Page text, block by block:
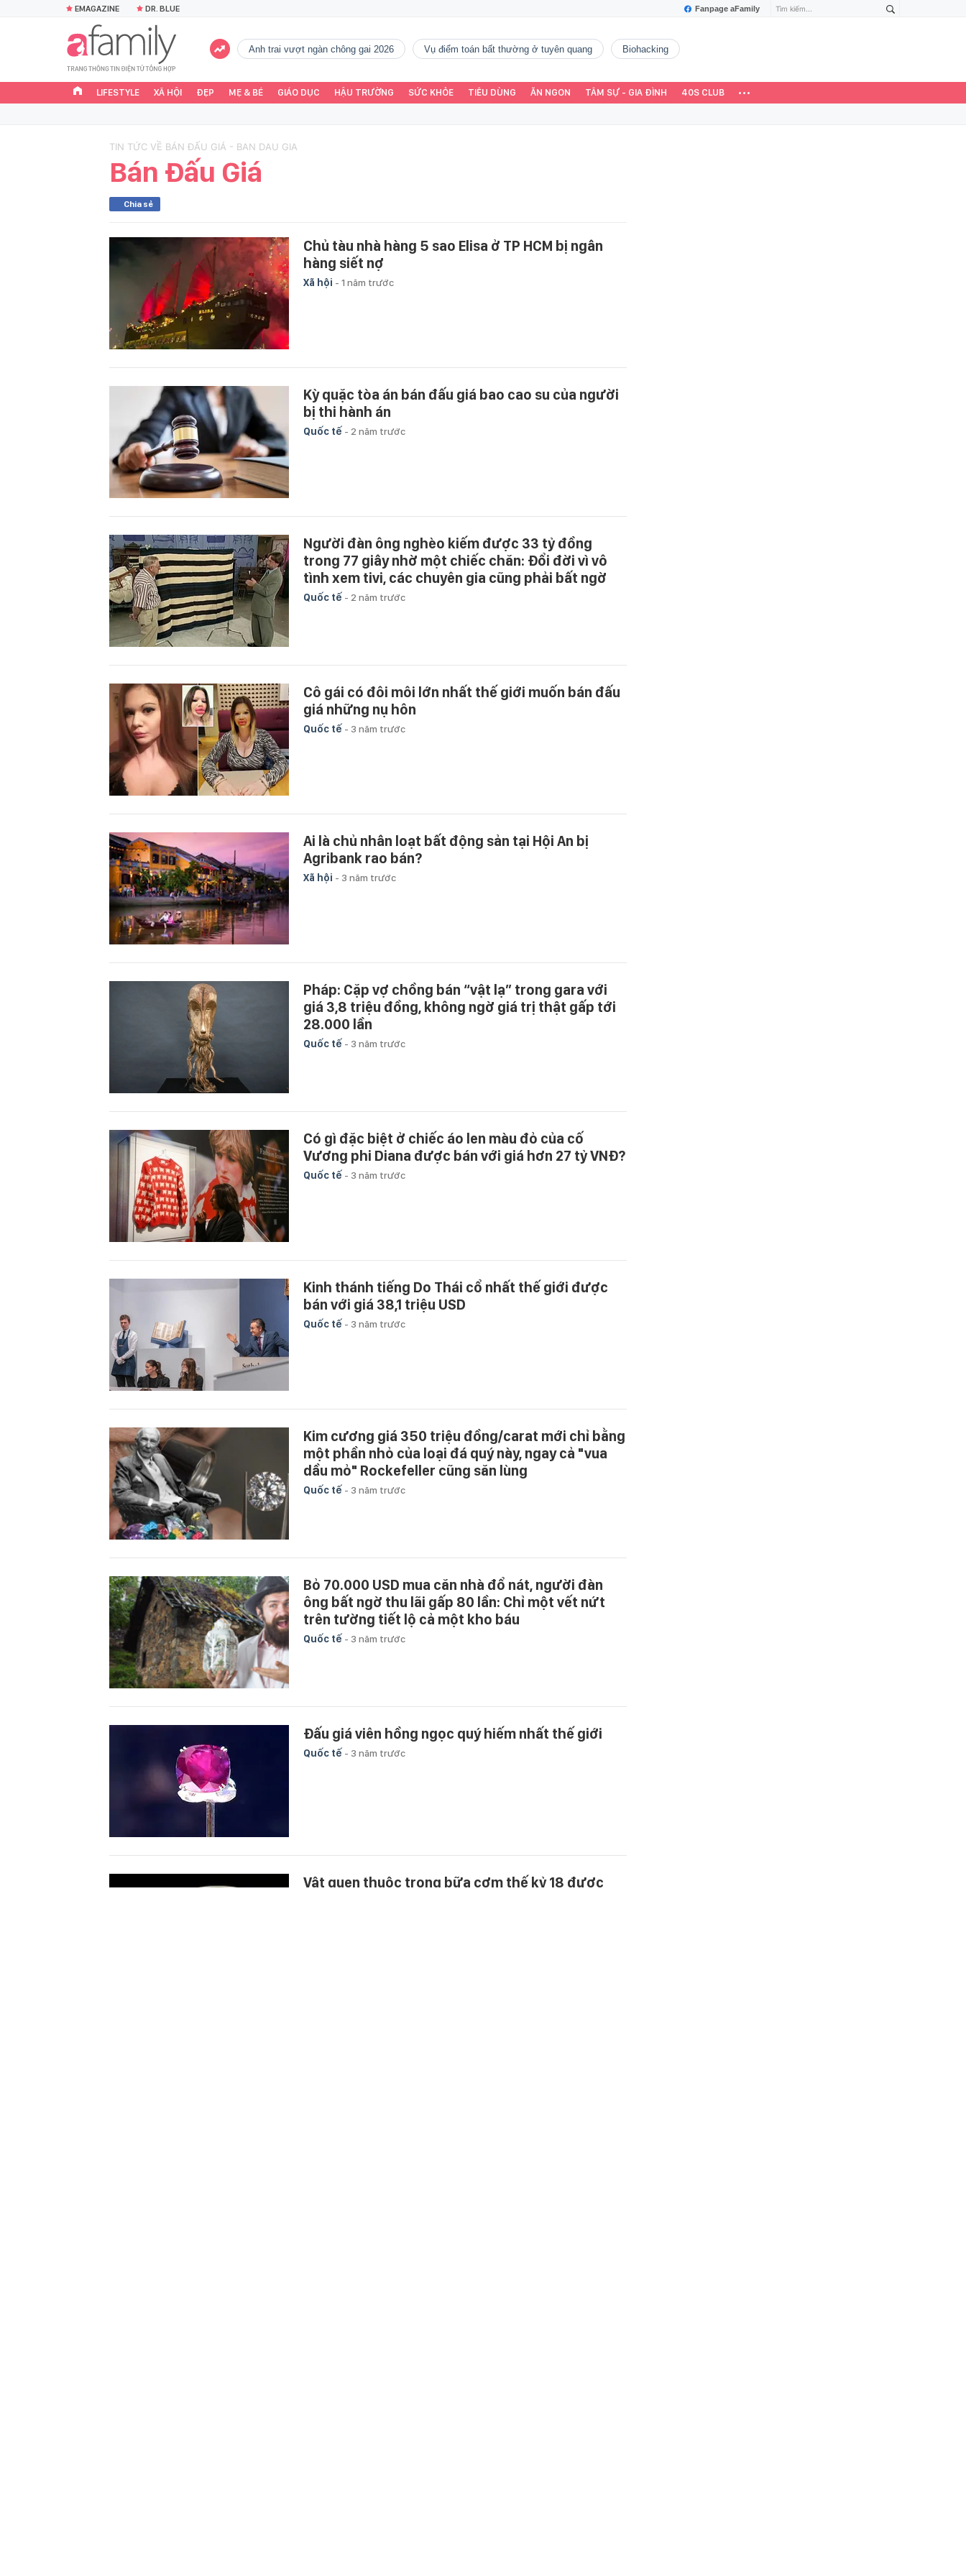
Fanpage aFamily
EMAGAZINE DR. BLUE
Anh trai vượt ngàn chông gai 2026 vụ điểm toán bất thường ở tuyên quang Biohacking
LIFESTYLE XÃ HỘI ĐẸP MẸ & BÉ GIÁO DỤC HẬU TRƯỜNG SỨC KHỎE TIÊU DÙNG ĂN NGON TÂM SỰ - GIA ĐÌNH 40S CLUB
TIN TỨC VỀ BÁN ĐẤU GIÁ - BAN DAU GIA
Bán Đấu Giá
Chia sẻ
Chủ tàu nhà hàng 5 sao Elisa ở TP HCM bị ngân
hàng siết nợ
Xã hội - 1 năm trước
Kỳ quặc tòa án bán đấu giá bao cao su của người
bị thi hành án
Quốc tế - 2 năm trước
Người đàn ông nghèo kiếm được 33 tỷ đồng
trong 77 giây nhờ một chiếc chăn: Đổi đời vì vô
tình xem tivi, các chuyên gia cũng phải bất ngờ
Quốc tế - 2 năm trước
Cô gái có đôi môi lớn nhất thế giới muốn bán đấu
giá những nụ hôn
Quốc tế - 3 năm trước
Ai là chủ nhân loạt bất động sản tại Hội An bị
Agribank rao bán?
Xã hội - 3 năm trước
Pháp: Cặp vợ chồng bán “vật lạ” trong gara với
giá 3,8 triệu đồng, không ngờ giá trị thật gấp tới
28.000 lần
Quốc tế - 3 năm trước
Có gì đặc biệt ở chiếc áo len màu đỏ của cố
Vương phi Diana được bán với giá hơn 27 tỷ VNĐ?
Quốc tế - 3 năm trước
Kinh thánh tiếng Do Thái cổ nhất thế giới được
bán với giá 38,1 triệu USD
Quốc tế - 3 năm trước
Kim cương giá 350 triệu đồng/carat mới chỉ bằng
một phần nhỏ của loại đá quý này, ngay cả "vua
dầu mỏ" Rockefeller cũng săn lùng
Quốc tế - 3 năm trước
Bỏ 70.000 USD mua căn nhà đổ nát, người đàn
ông bất ngờ thu lãi gấp 80 lần: Chỉ một vết nứt
trên tường tiết lộ cả một kho báu
Quốc tế - 3 năm trước
Đấu giá viên hồng ngọc quý hiếm nhất thế giới
Quốc tế - 3 năm trước
Vật quen thuộc trong bữa cơm thế kỷ 18 được